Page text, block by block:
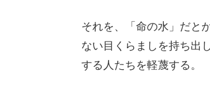
それを、「命の水」だと
ない目くらましを持ち出
する人たちを軽蔑する。